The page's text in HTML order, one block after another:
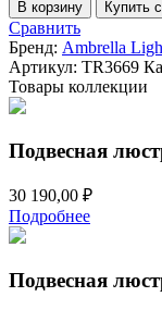
Подвесной
светильник
Ambrella
Light
Traditional
В корзину Купить
Сравнить
Бренд: Ambrella
Артикул: TR3669
Товары коллекции
Подвесная
30 190,00 ₽
Подробнее
Подвесная